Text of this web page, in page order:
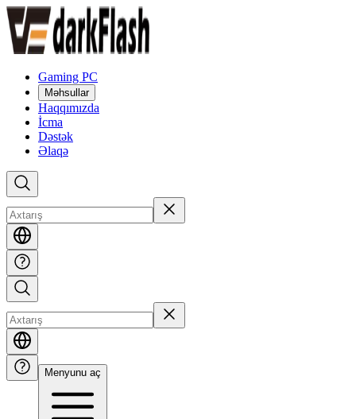
Gaming PC
Məhsullar
Haqqımızda
İcma
Dəstək
Əlaqə
Menyunu aç